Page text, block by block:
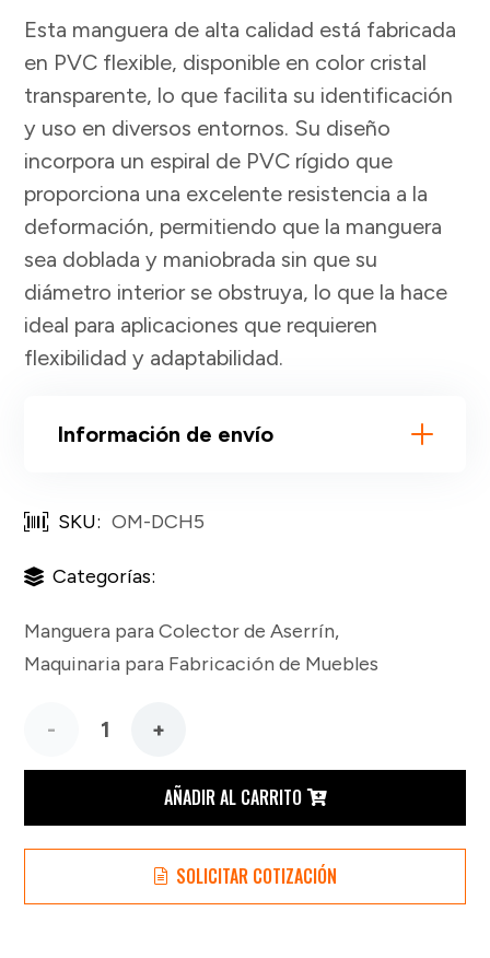
Esta manguera de alta calidad está fabricada
en PVC flexible, disponible en color cristal
transparente, lo que facilita su identificación
y uso en diversos entornos. Su diseño
incorpora un espiral de PVC rígido que
proporciona una excelente resistencia a la
deformación, permitiendo que la manguera
sea doblada y maniobrada sin que su
diámetro interior se obstruya, lo que la hace
ideal para aplicaciones que requieren
flexibilidad y adaptabilidad.
Información de envío
SKU: OM-DCH5
Categorías:
Manguera para Colector de Aserrín,
Maquinaria para Fabricación de Muebles
Manguera
AÑADIR AL CARRITO
SOLICITAR COTIZACIÓN